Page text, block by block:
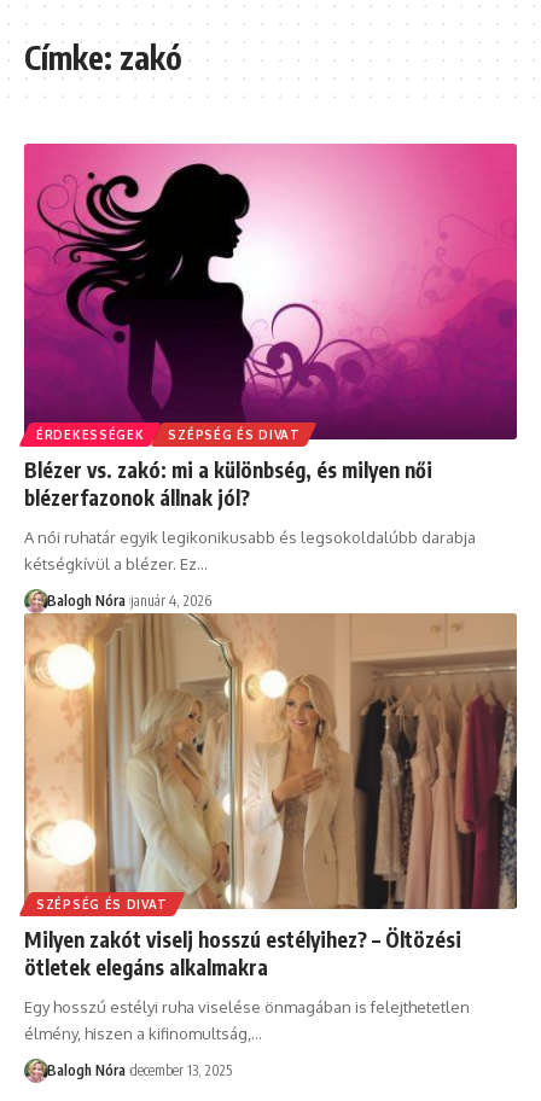
Címke:zakó
ÉRDEKESSÉGEK SZÉPSÉG ÉS DIVAT
Blézer vs. zakó: mi a különbség, és milyen női
blézerfazonok állnak jól?
A női ruhatár egyik legikonikusabb és legsokoldalúbb darabja
kétségkívül a blézer. Ez…
Balogh Nóra január 4, 2026
SZÉPSÉG ÉS DIVAT
Milyen zakót viselj hosszú estélyihez? – Öltözési
ötletek elegáns alkalmakra
Egy hosszú estélyi ruha viselése önmagában is felejthetetlen
élmény, hiszen a kifinomultság, …
Balogh Nóra december 13, 2025